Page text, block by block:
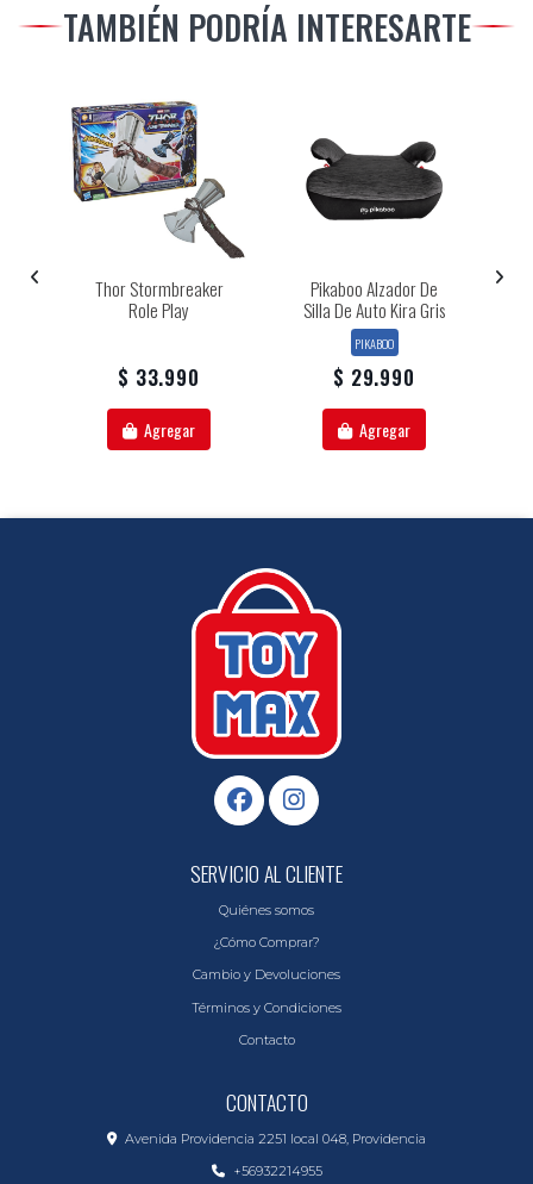
TAMBIÉN PODRÍA INTERESARTE
Thor Stormbreaker
Role Play
$ 33.990
Agregar
Pikaboo Alzador De
Silla De Auto Kira Gris
PIKABOO
$ 29.990
Agregar
SERVICIO AL CLIENTE
Quiénes somos
¿Cómo Comprar?
Cambio y Devoluciones
Términos y Condiciones
Contacto
CONTACTO
Avenida Providencia 2251 local 048, Providencia
+56932214955